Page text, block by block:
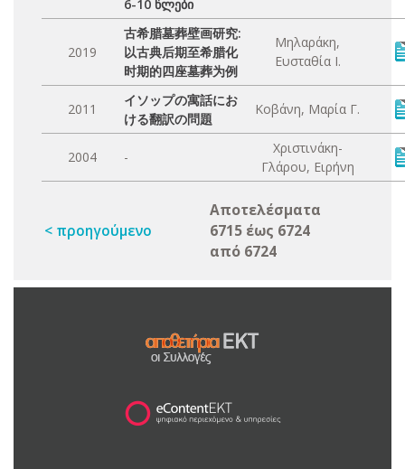
6-10 წლები
2019
古希腊墓葬壁画研究:
以古典后期至希腊化
时期的四座墓葬为例
Μηλαράκη,
Ευσταθία Ι.
2011
イソップの寓話にお
ける翻訳の問題
Κοβάνη, Μαρία Γ.
2004 -
Χριστινάκη-
Γλάρου, Ειρήνη
< προηγούμενο
Αποτελέσματα
6715 έως 6724
από 6724